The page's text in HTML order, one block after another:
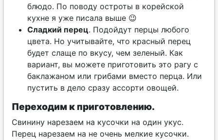
блюдо. По поводу остроты в корейской
кухне я уже писала выше 😉
Сладкий перец. Подойдут перцы любого
цвета. Но учитывайте, что красный перец
будет слаще по вкусу, чем зеленый. Как
вариант, вы можете приготовить это рагу с
баклажаном или грибами вместо перца. Или
пустить в дело сразу ассорти овощей.
Переходим к приготовлению.
Свинину нарезаем на кусочки на один укус.
Перец нарезаем на не очень мелкие кусочки.